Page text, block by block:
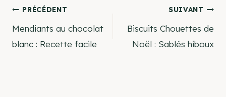
Navigation
de
PRÉCÉDENT
Mendiants au chocolat
blanc : Recette facile
SUIVANT
Biscuits Chouettes de
Noël : Sablés hiboux